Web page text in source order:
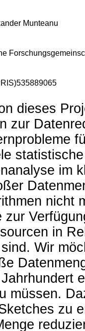
Munteanu
dieses
zur
im
nicht
zur
in
Wir
müssen.
zu